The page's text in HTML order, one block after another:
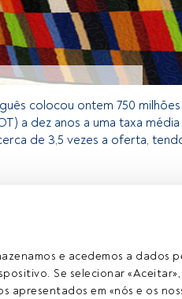
e acedemos a dados
Se selecionar
apresentados em «nós e os
colocou ontem 750
a dez anos a uma taxa
de 3,5 vezes a oferta,
para os utilizadores
se e a desfrutar de todo o
Aceder a Fundspeople